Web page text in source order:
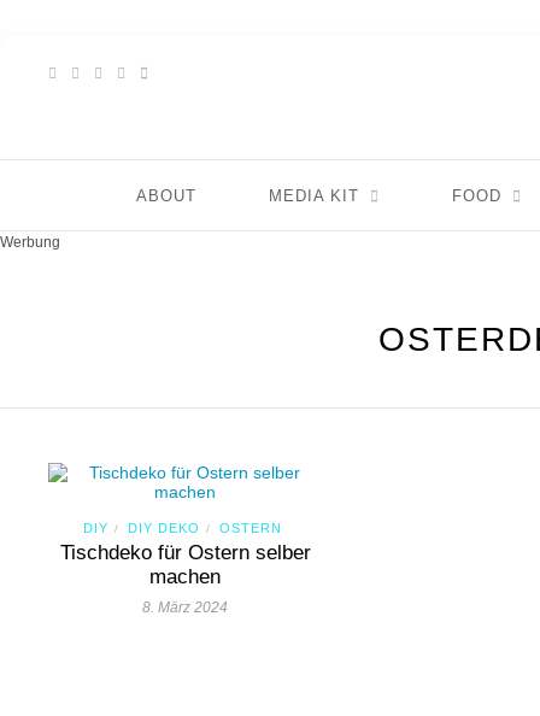
ABOUT MEDIA KIT FOOD
Werbung
DIY / DIY DEKO / OSTERN
Tischdeko für Ostern selber
machen
8. März 2024